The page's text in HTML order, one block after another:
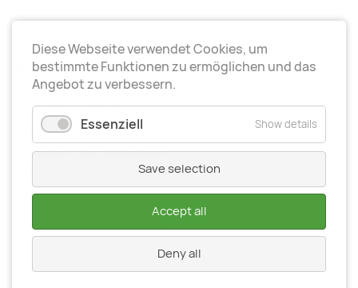
Arbeitsrichtungen
Politische Bildung
Elternarbeit
Kinder- und Jugendarbeit
Diese Webseite verwendet Cookies, um
bestimmte Funktionen zu ermöglichen und das
Angebot zu verbessern.
Essenziell Show details
Save selection
Accept all
Deny all